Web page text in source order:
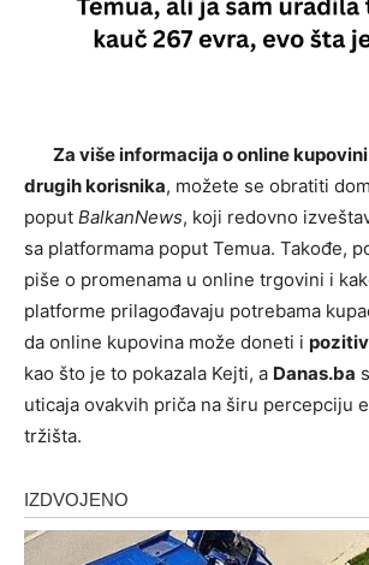
Za više informacija o online
drugih korisnika, možete se obratiti
poput BalkanNews, koji redovno
sa platformama poput Temua. Takođe,
piše o promenama u online trgovini i
platforme prilagođavaju potrebama
da online kupovina može doneti i
kao što je to pokazala Kejti, a Danas.ba
uticaja ovakvih priča na širu percepciju
tržišta.